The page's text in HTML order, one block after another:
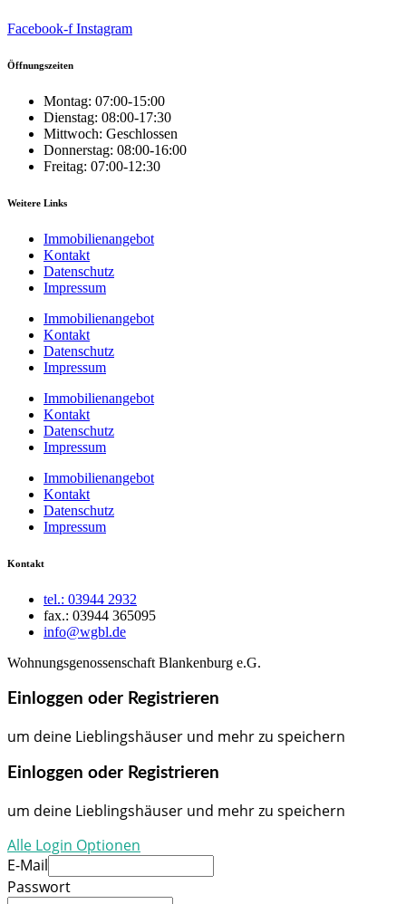
Facebook-f Instagram
Öffnungszeiten
Montag: 07:00-15:00
Dienstag: 08:00-17:30
Mittwoch: Geschlossen
Donnerstag: 08:00-16:00
Freitag: 07:00-12:30
Weitere Links
Immobilienangebot
Kontakt
Datenschutz
Impressum
Immobilienangebot
Kontakt
Datenschutz
Impressum
Immobilienangebot
Kontakt
Datenschutz
Impressum
Immobilienangebot
Kontakt
Datenschutz
Impressum
Kontakt
tel.: 03944 2932
fax.: 03944 365095
info@wgbl.de
Wohnungsgenossenschaft Blankenburg e.G.
Einloggen oder Registrieren
um deine Lieblingshäuser und mehr zu speichern
Einloggen oder Registrieren
um deine Lieblingshäuser und mehr zu speichern
Alle Login Optionen
E-Mail
Passwort